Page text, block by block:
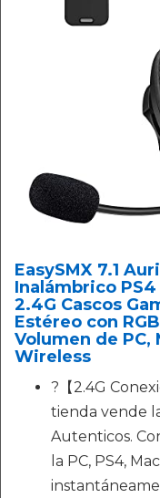
EasySMX 7.1
Inalámbrico
2.4G Cascos
Estéreo con
Volumen de PC,
Wireless
?【2.4G
tienda vende
Autenticos.
la PC, PS4,